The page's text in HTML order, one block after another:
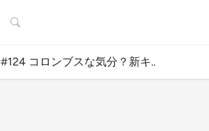
検索
#124 コロンブスな気分？新キ..